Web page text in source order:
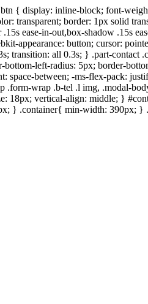
{ display: inline-block; font-
transparent; border: 1px solid
ease-in-out,box-shadow .15s
appearance: button; cursor:
transition: all 0.3s; } .part-contact
left-radius: 5px; border-
between; -ms-flex-pack:
.form-wrap .b-tel .l img, .modal-
18px; vertical-align: middle; }
} .container{ min-width: 390px;